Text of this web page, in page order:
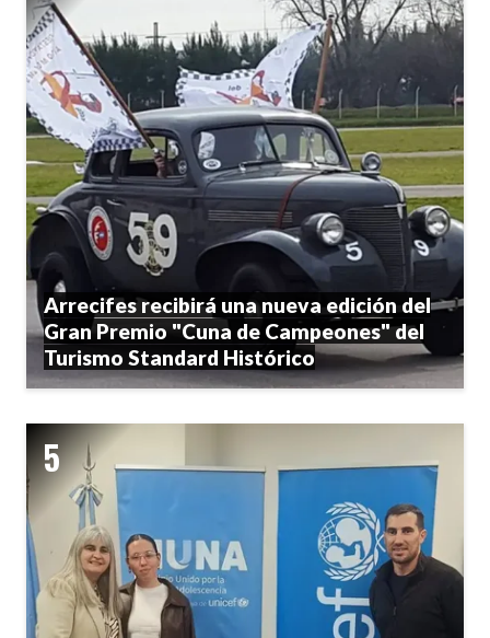
Arrecifes recibirá una nueva edición del
Gran Premio "Cuna de Campeones" del
Turismo Standard Histórico